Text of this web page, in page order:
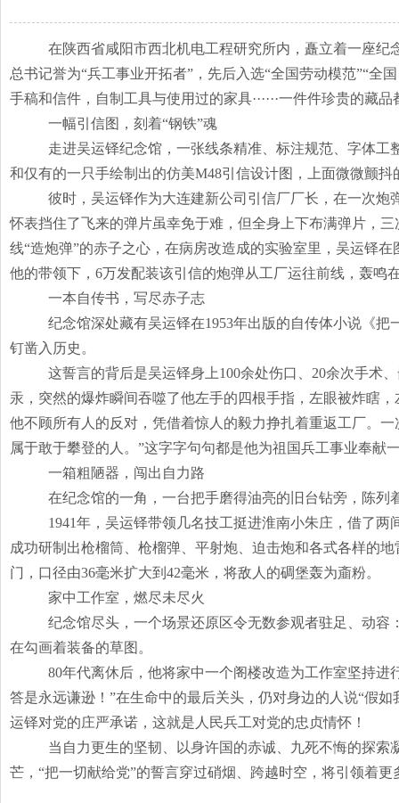
在陕西省咸阳市西北机电工程研究所内，矗立着一座纪
总书记誉为“兵工事业开拓者”，先后入选“全国劳动模范”“全
手稿和信件，自制工具与使用过的家具······一件件珍贵的藏
一幅引信图，刻着“钢铁”魂
走进吴运铎纪念馆，一张线条精准、标注规范、字体工
和仅有的一只手绘制出的仿美M48引信设计图，上面微微颤
彼时，吴运铎作为大连建新公司引信厂厂长，在一次
怀表挡住了飞来的弹片虽幸免于难，但全身上下布满弹片，
线“造炮弹”的赤子之心，在病房改造成的实验室里，吴运铎
他的带领下，6万发配装该引信的炮弹从工厂运往前线，轰鸣
一本自传书，写尽赤子志
纪念馆深处藏有吴运铎在1953年出版的自传体小说《
钉凿入历史。
这誓言的背后是吴运铎身上100余处伤口、20余次手术
汞，突然的爆炸瞬间吞噬了他左手的四根手指，左眼被炸瞎
他不顾所有人的反对，凭借着惊人的毅力挣扎着重返工厂。
属于敢于攀登的人。”这字字句句都是他为祖国兵工事业奉献
一箱粗陋器，闯出自力路
在纪念馆的一角，一台把手磨得油亮的旧台钻旁，陈
1941年，吴运铎带领几名技工挺进淮南小朱庄，借了
成功研制出枪榴筒、枪榴弹、平射炮、迫击炮和各式各样的
门，口径由36毫米扩大到42毫米，将敌人的碉堡轰为齑粉。
家中工作室，燃尽未尽火
纪念馆尽头，一个场景还原区令无数参观者驻足、动
在勾画着装备的草图。
80年代离休后，他将家中一个阁楼改造为工作室坚持
答是永远谦逊！”在生命中的最后关头，仍对身边的人说“假
运铎对党的庄严承诺，这就是人民兵工对党的忠贞情怀！
当自力更生的坚韧、以身许国的赤诚、九死不悔的探索
芒，“把一切献给党”的誓言穿过硝烟、跨越时空，将引领着